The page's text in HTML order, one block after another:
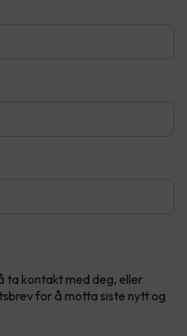
ta kontakt med deg, eller
for å motta siste nytt og